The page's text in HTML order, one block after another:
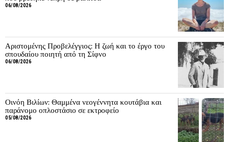
06/08/2026
Αριστομένης Προβελέγγιος: Η ζωή και το έργο του
σπουδαίου ποιητή από τη Σίφνο
06/08/2026
Οινόη Βιλίων: Θαμμένα νεογέννητα κουτάβια και
παράνομο οπλοστάσιο σε εκτροφείο
05/08/2026